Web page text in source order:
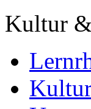
Kultur